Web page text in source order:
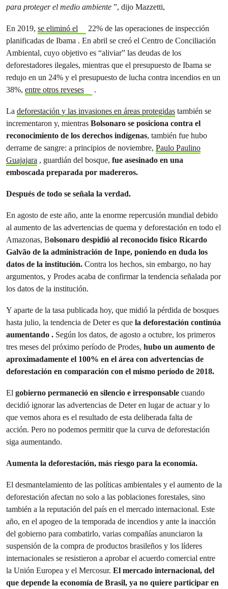
para proteger el medio ambiente ”, dijo Mazzetti,
En 2019, se eliminó el
22% de las operaciones de inspección
planificadas de Ibama . En abril se creó el Centro de Conciliación
Ambiental, cuyo objetivo es “aliviar” las deudas de los
deforestadores ilegales, mientras que el presupuesto de Ibama se
redujo en un 24% y el presupuesto de lucha contra incendios en un
38%, entre otros reveses .
La deforestación y las invasiones en áreas protegidas también se
incrementaron y, mientras Bolsonaro se posiciona contra el
reconocimiento de los derechos indígenas, también fue hubo
derrame de sangre: a principios de noviembre, Paulo Paulino
Guajajara , guardián del bosque, fue asesinado en una
emboscada preparada por madereros.
Después de todo se señala la verdad.
En agosto de este año, ante la enorme repercusión mundial debido
al aumento de las advertencias de quema y deforestación en todo el
Amazonas, Bolsonaro despidió al reconocido físico Ricardo
Galvão de la administración de Inpe, poniendo en duda los
datos de la institución. Contra los hechos, sin embargo, no hay
argumentos, y Prodes acaba de confirmar la tendencia señalada por
los datos de la institución.
Y aparte de la tasa publicada hoy, que midió la pérdida de bosques
hasta julio, la tendencia de Deter es que la deforestación continúa
aumentando . Según los datos, de agosto a octubre, los primeros
tres meses del próximo período de Prodes, hubo un aumento de
aproximadamente el 100% en el área con advertencias de
deforestación en comparación con el mismo período de 2018.
El gobierno permaneció en silencio e irresponsable cuando
decidió ignorar las advertencias de Deter en lugar de actuar y lo
que vemos ahora es el resultado de esta deliberada falta de
acción. Pero no podemos permitir que la curva de deforestación
siga aumentando.
Aumenta la deforestación, más riesgo para la economía.
El desmantelamiento de las políticas ambientales y el aumento de la
deforestación afectan no solo a las poblaciones forestales, sino
también a la reputación del país en el mercado internacional. Este
año, en el apogeo de la temporada de incendios y ante la inacción
del gobierno para combatirlo, varias compañías anunciaron la
suspensión de la compra de productos brasileños y los líderes
internacionales se resistieron a aprobar el acuerdo comercial entre
la Unión Europea y el Mercosur. El mercado internacional, del
que depende la economía de Brasil, ya no quiere participar en